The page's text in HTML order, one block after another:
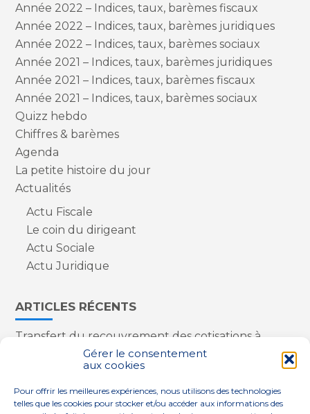
Gérer le consentement
aux cookies
Pour offrir les meilleures expériences, nous utilisons des technologies
telles que les cookies pour stocker et/ou accéder aux informations des
Année 2022 – Indices, taux, barèmes fiscaux
Année 2022 – Indices, taux, barèmes juridiques
Année 2022 – Indices, taux, barèmes sociaux
Année 2021 – Indices, taux, barèmes juridiques
Année 2021 – Indices, taux, barèmes fiscaux
Année 2021 – Indices, taux, barèmes sociaux
Quizz hebdo
Chiffres & barèmes
Agenda
La petite histoire du jour
Actualités
Actu Fiscale
Le coin du dirigeant
Actu Sociale
Actu Juridique
ARTICLES RÉCENTS
Transfert du recouvrement des cotisations à
l’Urssaf : des nouveautés
Appareils reconditionnés : annulation de la
Contrôle de la qualité de l’air dans les ERP